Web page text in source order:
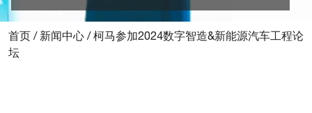
首页 / 新闻中心 /柯马参加2024数字智造&新能源汽车工程论
坛